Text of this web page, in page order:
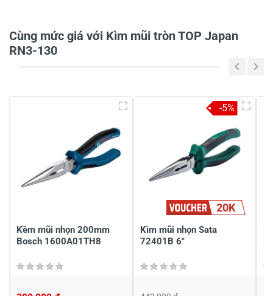
-
Viết nhận xét của bạn
Cùng mức giá với Kìm mũi tròn TOP Japan
RN3-130
Kềm mũi nhọn 200mm
Bosch 1600A01TH8
20K
Kìm mũi nhọn Sata
72401B 6"
-5%